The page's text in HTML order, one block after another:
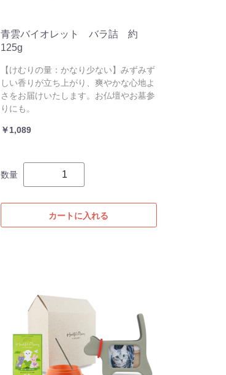
青雲バイオレット バラ詰 約
125g
【けむりの量：かなり少ない】みずみず
しい香りが立ち上がり、爽やかな心地よ
さをお届けいたします。お仏壇やお墓参
りにも。
￥1,089
数量
カートに入れる